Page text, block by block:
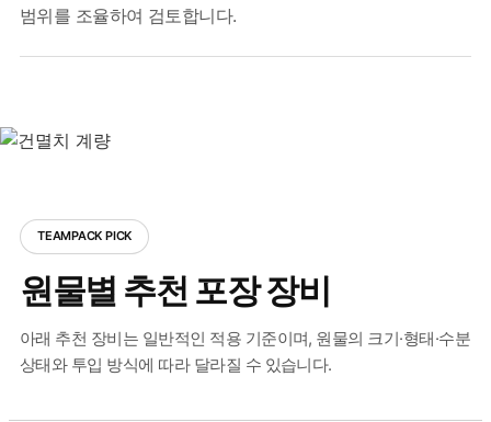
범위를 조율하여 검토합니다.
TEAMPACK PICK
원물별 추천 포장 장비
아래 추천 장비는 일반적인 적용 기준이며, 원물의 크기·형태·수분
상태와 투입 방식에 따라 달라질 수 있습니다.